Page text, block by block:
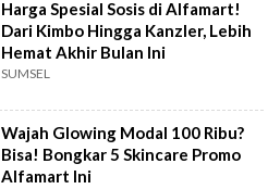
Harga Spesial Sosis di Alfamart!
Dari Kimbo Hingga Kanzler, Lebih
Hemat Akhir Bulan Ini
SUMSEL
Wajah Glowing Modal 100 Ribu?
Bisa! Bongkar 5 Skincare Promo
Alfamart Ini